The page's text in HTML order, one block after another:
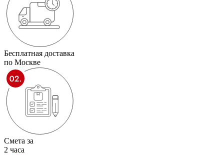
Бесплатная доставка
по Москве
Смета за
2 часа